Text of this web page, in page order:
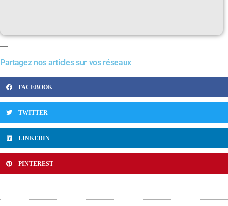
Partagez nos articles sur vos réseaux
FACEBOOK
TWITTER
LINKEDIN
PINTEREST